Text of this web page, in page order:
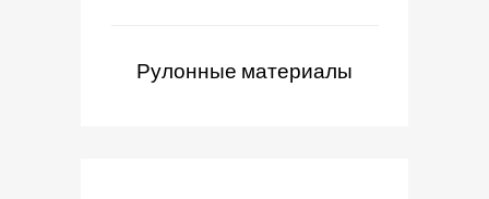
Рулонные материалы